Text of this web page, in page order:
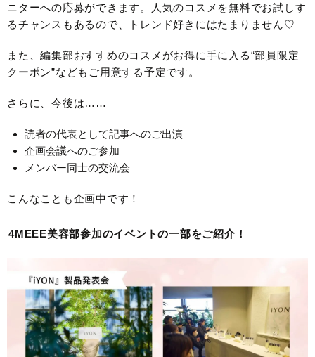
ニターへの応募ができます。人気のコスメを無料でお試しす
るチャンスもあるので、トレンド好きにはたまりません♡
また、編集部おすすめのコスメがお得に手に入る“部員限定
クーポン”などもご用意する予定です。
さらに、今後は……
読者の代表として記事へのご出演
企画会議へのご参加
メンバー同士の交流会
こんなことも企画中です！
4MEEE美容部参加のイベントの一部をご紹介！